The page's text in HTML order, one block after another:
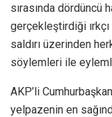
sırasında dördüncü
gerçekleştirdiği ırkçı
saldırı üzerinden
söylemleri ile
AKP’li
yelpazenin en